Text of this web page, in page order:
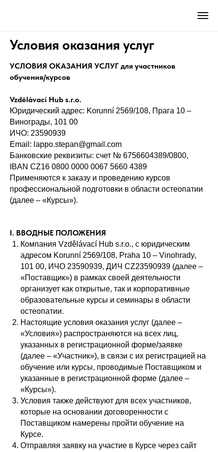
Условия оказания услуг
УСЛОВИЯ ОКАЗАНИЯ УСЛУГ для участников
обучения/курсов
Vzdělávací Hub s.r.o.
Юридический адрес: Korunní 2569/108, Прага 10 –
Винограды, 101 00
ИЧО: 23590939
Email: lappo.stepan@gmail.com
Банковские реквизиты: счет № 6756604389/0800,
IBAN CZ16 0800 0000 0067 5660 4389
Применяются к заказу и проведению курсов
профессиональной подготовки в области остеопатии
(далее – «Курсы»).
I. ВВОДНЫЕ ПОЛОЖЕНИЯ
Компания Vzdělávací Hub s.r.o., с юридическим
адресом Korunní 2569/108, Praha 10 – Vinohrady,
101 00, ИЧО 23590939, ДИЧ CZ23590939 (далее –
«Поставщик») в рамках своей деятельности
организует как открытые, так и корпоративные
образовательные курсы и семинары в области
остеопатии.
Настоящие условия оказания услуг (далее –
«Условия») распространяются на всех лиц,
указанных в регистрационной форме/заявке
(далее – «Участник»), в связи с их регистрацией на
обучение или курсы, проводимые Поставщиком и
указанные в регистрационной форме (далее –
«Курсы»).
Условия также действуют для всех участников,
которые на основании договоренности с
Поставщиком намерены пройти обучение на
Курсе.
Отправляя заявку на участие в Курсе через сайт